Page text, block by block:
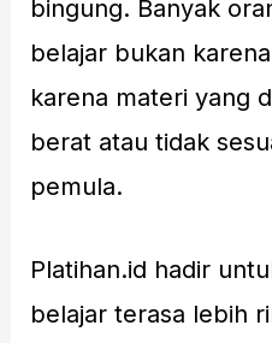
bingung. Banyak
belajar bukan
karena materi yang
berat atau tidak
pemula.
Platihan.id hadir
belajar terasa lebih